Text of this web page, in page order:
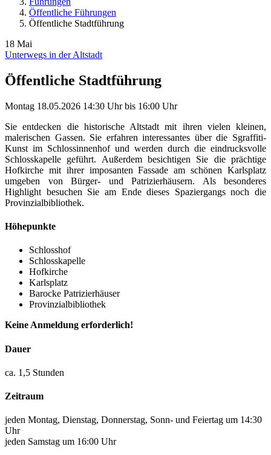
Öffentliche Führungen
Öffentliche Stadtführung
18 Mai
Unterwegs in der Altstadt
Öffentliche Stadtführung
Montag 18.05.2026 14:30 Uhrbis 16:00 Uhr
Sie entdecken die historische Altstadt mit ihren vielen kleinen,
malerischen Gassen. Sie erfahren interessantes über die Sgraffiti-
Kunst im Schlossinnenhof und werden durch die eindrucksvolle
Schlosskapelle geführt. Außerdem besichtigen Sie die prächtige
Hofkirche mit ihrer imposanten Fassade am schönen Karlsplatz
umgeben von Bürger- und Patrizierhäusern. Als besonderes
Highlight besuchen Sie am Ende dieses Spaziergangs noch die
Provinzialbibliothek.
Höhepunkte
Schlosshof
Schlosskapelle
Hofkirche
Karlsplatz
Barocke Patrizierhäuser
Provinzialbibliothek
Keine Anmeldung erforderlich!
Dauer
ca. 1,5 Stunden
Zeitraum
jeden Montag, Dienstag, Donnerstag, Sonn- und Feiertag um 14:30
Uhr
jeden Samstag um 16:00 Uhr